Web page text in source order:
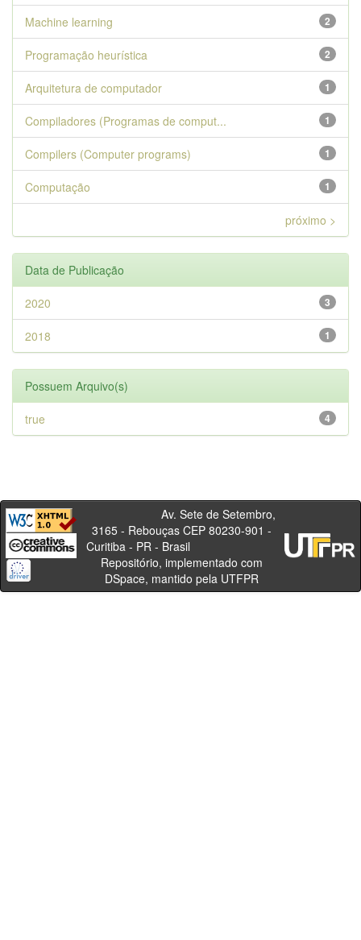
2
Machine learning
2
Programação heurística
1
Arquitetura de computador
1
Compiladores (Programas de comput...
1
Compilers (Computer programs)
1
Computação
próximo >
Data de Publicação
3
2020
1
2018
Possuem Arquivo(s)
4
true
Av. Sete de Setembro,
3165 - Rebouças CEP 80230-901 -
Curitiba - PR - Brasil
Repositório, implementado com
DSpace, mantido pela UTFPR